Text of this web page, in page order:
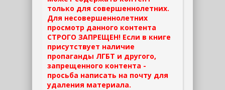
только для совершеннолетних.
Для несовершеннолетних
просмотр данного контента
СТРОГО ЗАПРЕЩЕН! Если в книге
присутствует наличие
пропаганды ЛГБТ и другого,
запрещенного контента -
просьба написать на почту для
удаления материала.